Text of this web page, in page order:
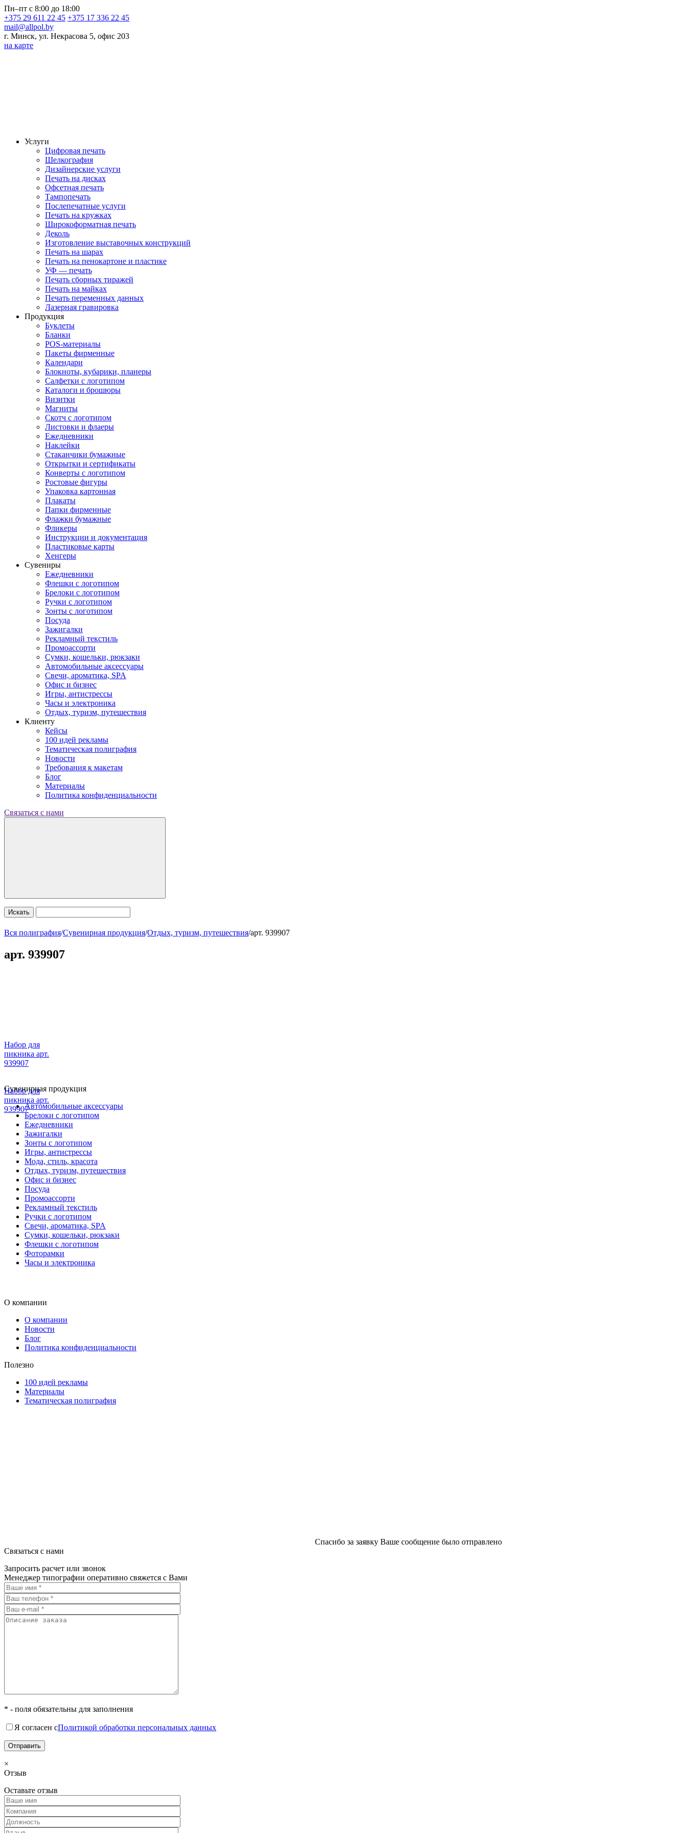
Пн–пт с 8:00 до 18:00
+375 29 611 22 45 +375 17 336 22 45
mail@allpol.by
г. Минск, ул. Некрасова 5, офис 203
на карте
Услуги
Цифровая печать
Шелкография
Дизайнерские услуги
Печать на дисках
Офсетная печать
Тампопечать
Послепечатные услуги
Печать на кружках
Широкоформатная печать
Деколь
Изготовление выставочных конструкций
Печать на шарах
Печать на пенокартоне и пластике
УФ — печать
Печать сборных тиражей
Печать на майках
Печать переменных данных
Лазерная гравировка
Продукция
Буклеты
Бланки
POS-материалы
Пакеты фирменные
Календари
Блокноты, кубарики, планеры
Салфетки с логотипом
Каталоги и брошюры
Визитки
Магниты
Скотч с логотипом
Листовки и флаеры
Ежедневники
Наклейки
Стаканчики бумажные
Открытки и сертификаты
Конверты с логотипом
Ростовые фигуры
Упаковка картонная
Плакаты
Папки фирменные
Флажки бумажные
Фликеры
Инструкции и документация
Пластиковые карты
Хенгеры
Сувениры
Ежедневники
Флешки с логотипом
Брелоки с логотипом
Ручки с логотипом
Зонты с логотипом
Посуда
Зажигалки
Рекламный текстиль
Промоассорти
Сумки, кошельки, рюкзаки
Автомобильные аксессуары
Свечи, ароматика, SPA
Офис и бизнес
Игры, антистрессы
Часы и электроника
Отдых, туризм, путешествия
Клиенту
Кейсы
100 идей рекламы
Тематическая полиграфия
Новости
Требования к макетам
Блог
Материалы
Политика конфиденциальности
Связаться с нами
Искать
Вся полиграфия/Сувенирная продукция/Отдых, туризм, путешествия/арт. 939907
арт. 939907
Набор для
пикника арт.
939907
Набор для
пикника арт.
939907
Сувенирная продукция
Автомобильные аксессуары
Брелоки с логотипом
Ежедневники
Зажигалки
Зонты с логотипом
Игры, антистрессы
Мода, стиль, красота
Отдых, туризм, путешествия
Офис и бизнес
Посуда
Промоассорти
Рекламный текстиль
Ручки с логотипом
Свечи, ароматика, SPA
Сумки, кошельки, рюкзаки
Флешки с логотипом
Фоторамки
Часы и электроника
О компании
О компании
Новости
Блог
Политика конфиденциальности
Полезно
100 идей рекламы
Материалы
Тематическая полиграфия
Спасибо за заявку Ваше сообщение было отправлено
Связаться с нами
Запросить расчет или звонок
Менеджер типографии оперативно свяжется с Вами
* - поля обязательны для заполнения
Я согласен сПолитикой обработки персональных данных
×
Отзыв
Оставьте отзыв